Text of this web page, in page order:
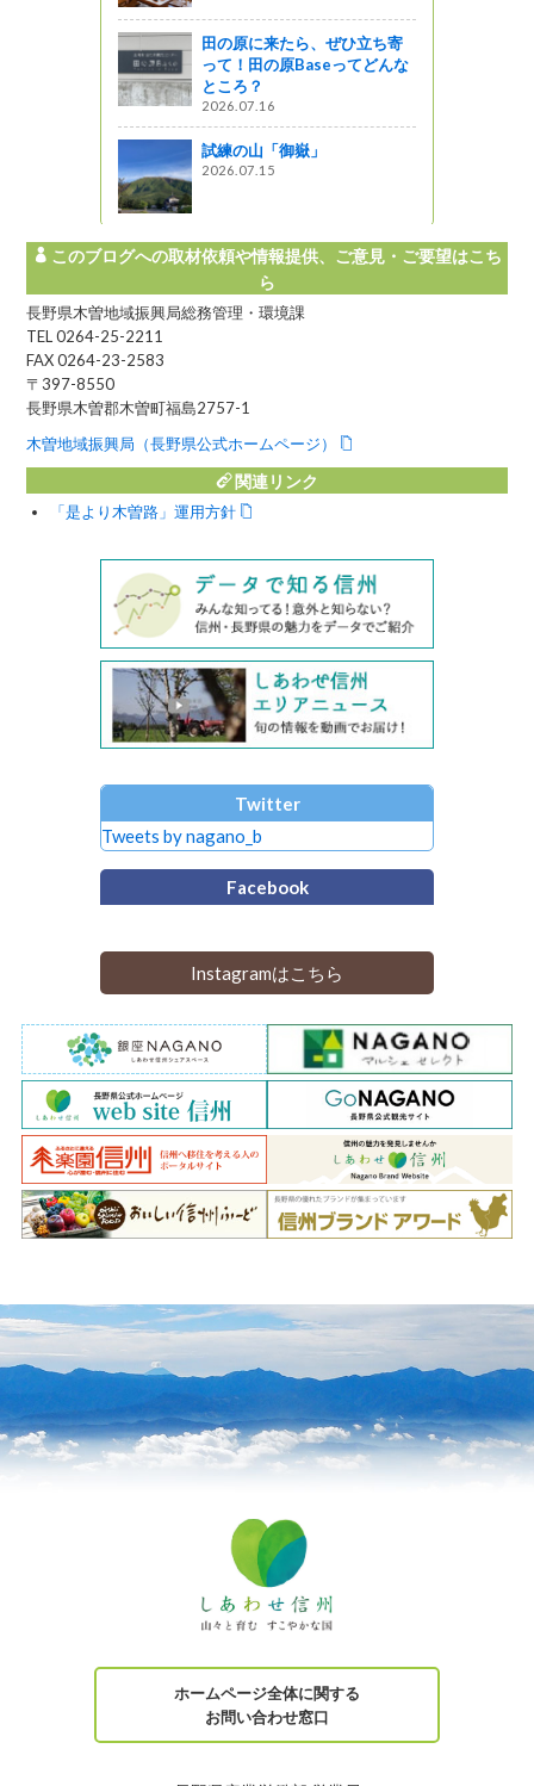
田の原に来たら、ぜひ立ち寄
って！田の原Baseってどんな
ところ？
2026.07.16
試練の山「御嶽」
2026.07.15
このブログへの取材依頼や情報提供、ご意見・ご要望はこち
ら
長野県木曽地域振興局総務管理・環境課
TEL 0264-25-2211
FAX 0264-23-2583
〒397-8550
長野県木曽郡木曽町福島2757-1
木曽地域振興局（長野県公式ホームページ）
関連リンク
「是より木曽路」運用方針
Twitter
Tweets by nagano_b
Facebook
Instagramはこちら
ホームページ全体に関する
お問い合わせ窓口